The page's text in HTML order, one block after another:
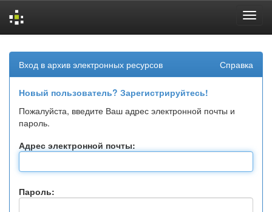
navigation
Вход в архив электронных ресурсов Справка
Новый пользователь? Зарегистрируйтесь!
Пожалуйста, введите Ваш адрес электронной почты и
пароль.
Адрес электронной почты:
Пароль: